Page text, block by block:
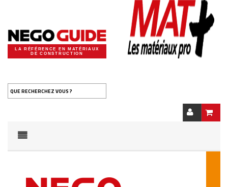
LA RÉFÉRENCE EN MATÉRIAUX
DE CONSTRUCTION
QUE RECHERCHEZ VOUS ?